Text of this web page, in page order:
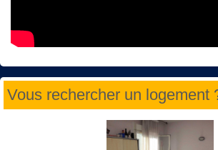
Vous rechercher un logement